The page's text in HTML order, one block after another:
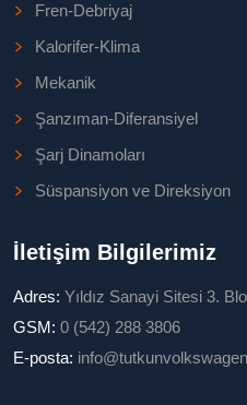
Fren-Debriyaj
Kalorifer-Klima
Mekanik
Şanzıman-Diferansiyel
Şarj Dinamoları
Süspansiyon ve Direksiyon
İletişim Bilgilerimiz
Adres: Yıldız Sanayi Sitesi 3.
GSM: 0 (542) 288 3806
E-posta: